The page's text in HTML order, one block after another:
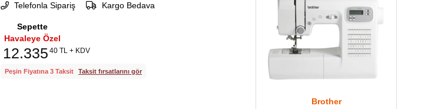
Telefonla Sipariş Kargo Bedava
Sepette
Havaleye Özel
12.335 40 TL + KDV
Peşin Fiyatına 3 Taksit Taksit fırsatlarını gör
Brother